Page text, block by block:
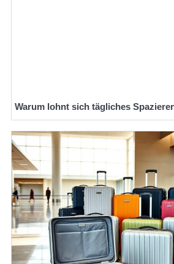
Warum lohnt sich tägliches